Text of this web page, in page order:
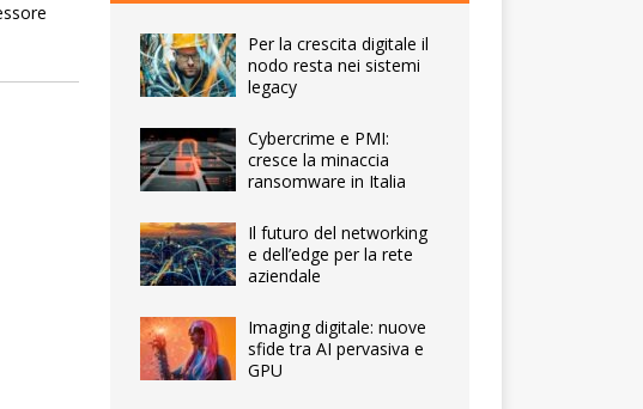
Per la crescita digitale il
nodo resta nei sistemi
legacy
Cybercrime e PMI:
cresce la minaccia
ransomware in Italia
Il futuro del networking
e dell’edge per la rete
aziendale
Imaging digitale: nuove
sfide tra AI pervasiva e
GPU